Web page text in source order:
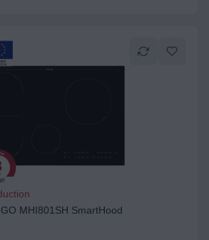
MHI801SH SmartHood